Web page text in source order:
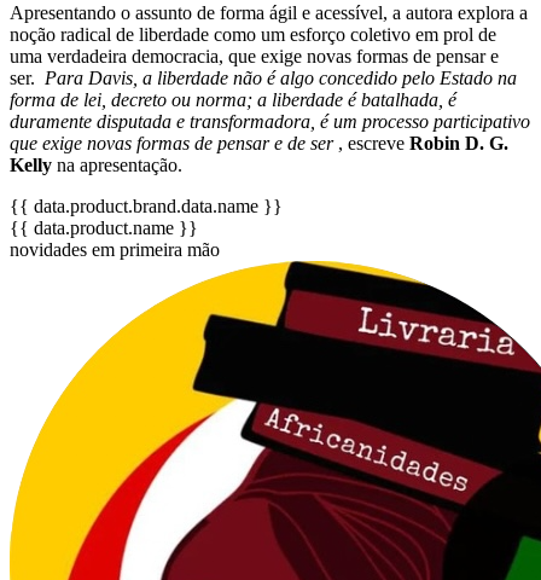
Apresentando o assunto de forma ágil e acessível, a autora explora a
noção radical de liberdade como um esforço coletivo em prol de
uma verdadeira democracia, que exige novas formas de pensar e
ser. Para Davis, a liberdade não é algo concedido pelo Estado na
forma de lei, decreto ou norma; a liberdade é batalhada, é
duramente disputada e transformadora, é um processo participativo
que exige novas formas de pensar e de ser , escreve Robin D. G.
Kelly na apresentação.
{{ data.product.brand.data.name }}
{{ data.product.name }}
novidades em primeira mão